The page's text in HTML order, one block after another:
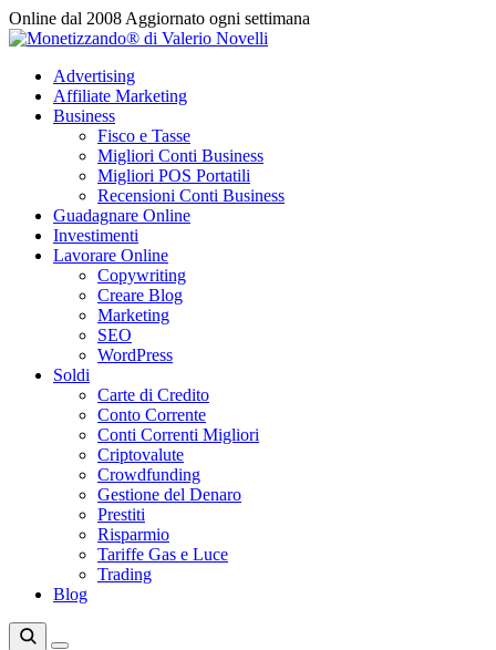
Vai
al
Online dal 2008 Aggiornato ogni settimana
Advertising
Affiliate Marketing
Business
Fisco e Tasse
Migliori Conti Business
Migliori POS Portatili
Recensioni Conti Business
Guadagnare Online
Investimenti
Lavorare Online
Copywriting
Creare Blog
Marketing
SEO
WordPress
Soldi
Carte di Credito
Conto Corrente
Conti Correnti Migliori
Criptovalute
Crowdfunding
Gestione del Denaro
Prestiti
Risparmio
Tariffe Gas e Luce
Trading
Blog